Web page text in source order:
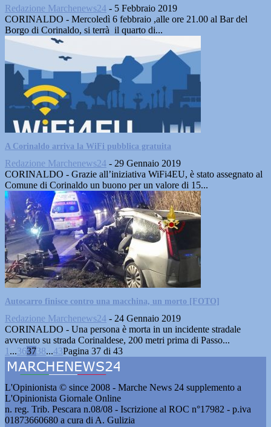
Redazione Marchenews24 - 5 Febbraio 2019
CORINALDO - Mercoledì 6 febbraio ,alle ore 21.00 al Bar del
Borgo di Corinaldo, si terrà il quarto di...
A Corinaldo arriva la WiFi pubblica gratuita
Redazione Marchenews24 - 29 Gennaio 2019
CORINALDO - Grazie all’iniziativa WiFi4EU, è stato assegnato al
Comune di Corinaldo un buono per un valore di 15...
Autocarro finisce contro una macchina, un morto [FOTO]
Redazione Marchenews24 - 24 Gennaio 2019
CORINALDO - Una persona è morta in un incidente stradale
avvenuto su strada Corinaldese, 200 metri prima di Passo...
1 ...363738...43Pagina 37 di 43
L'Opinionista © since 2008 - Marche News 24 supplemento a
L'Opinionista Giornale Online
n. reg. Trib. Pescara n.08/08 - Iscrizione al ROC n°17982 - p.iva
01873660680 a cura di A. Gulizia